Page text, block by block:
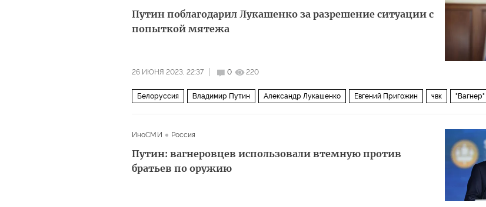
Путин поблагодарил Лукашенко за разрешение ситуации с
попыткой мятежа
26 ИЮНЯ 2023, 22:37 0 220
Белоруссия Владимир Путин Александр Лукашенко Евгений Пригожин чвк "Вагнер"
ИноСМИ Россия
Путин: вагнеровцев использовали втемную против
братьев по оружию